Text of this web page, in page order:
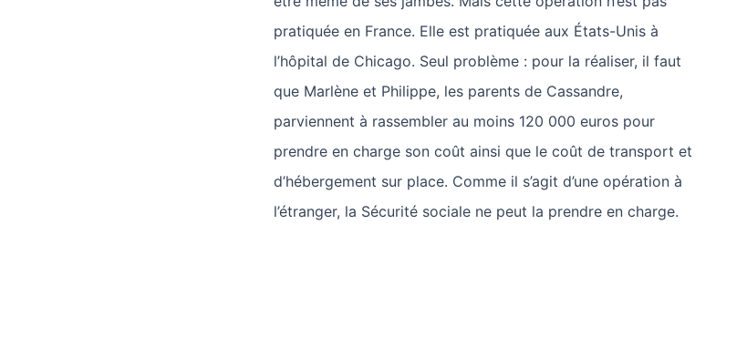
pratiquée en France. Elle est pratiquée aux États-Unis à
l’hôpital de Chicago. Seul problème : pour la réaliser, il faut
que Marlène et Philippe, les parents de Cassandre,
parviennent à rassembler au moins 120 000 euros pour
prendre en charge son coût ainsi que le coût de transport et
d’hébergement sur place. Comme il s’agit d’une opération à
l’étranger, la Sécurité sociale ne peut la prendre en charge.